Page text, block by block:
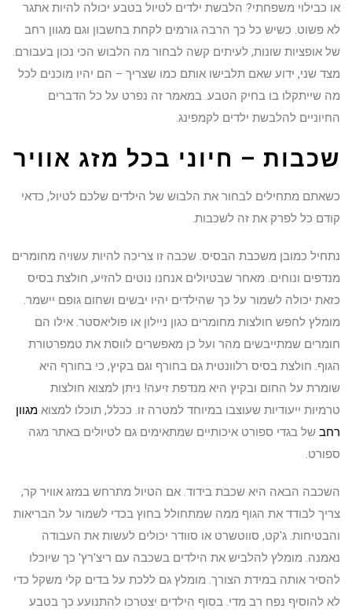
או כבילוי משפחתי? הלבשת ילדים לטיול בטבע יכולה להיות אתגר
לא פשוט. כשיש כל כך הרבה גורמים לקחת בחשבון וגם מגוון רחב
של אופציות שונות, לעיתים קשה לבחור מה הלבוש הכי נכון בעבורם.
מצד שני, ידוע שאם תלבישו אותם כמו שצריך – הם יהיו מוכנים לכל
מה שייתקלו בו בחיק הטבע. במאמר זה נפרט על כל הדברים
החיוניים להלבשת ילדים לקמפינג.
שכבות – חיוני בכל מזג אוויר
כשאתם מתחילים לבחור את הלבוש של הילדים שלכם לטיול, כדאי
קודם כל לפרק את זה לשכבות.
נתחיל כמובן משכבת הבסיס. שכבה זו צריכה להיות עשויה מחומרים
מנדפים ונוחים. מאחר שבטיולים אנחנו נוטים להזיע, חולצת בסיס
כזאת יכולה לשמור על כך שהילדים יהיו יבשים ושחום גופם יישמר.
מומלץ לחפש חולצות מחומרים כגון ניילון או פוליאסטר. אילו הם
חומרים שמתייבשים מהר ועל כן מאפשרים לווסת את טמפרטורת
הגוף. חולצת בסיס רלוונטית גם בחורף וגם בקיץ, כי בחורף היא
שומרת על החום ובקיץ היא מנדפת זיעה! ניתן למצוא חולצות
טרמיות ייעודיות שעוצבו במיוחד למטרה זו. ככלל, תוכלו למצוא מגוון
רחב של בגדי ספורט איכותיים שמתאימים גם לטיולים באתר מגה
ספורט.
השכבה הבאה היא שכבת בידוד. אם הטיול מתרחש במזג אוויר קר,
צריך לבודד את הגוף ממה שמתחולל בחוץ בכדי לשמור על הבריאות
והבטיחות. ג'קט, סווטשרט או סוודר יכולים לעשות את העבודה
נאמנה. מומלץ להלביש את הילדים בשכבה עם ריצ'רץ' כך שיוכלו
להסיר אותה במידת הצורך. מומלץ גם ללכת על בדים קלי משקל כדי
לא להוסיף נפח רב מדי. בסוף הילדים יצטרכו להתנועע כך בטבע